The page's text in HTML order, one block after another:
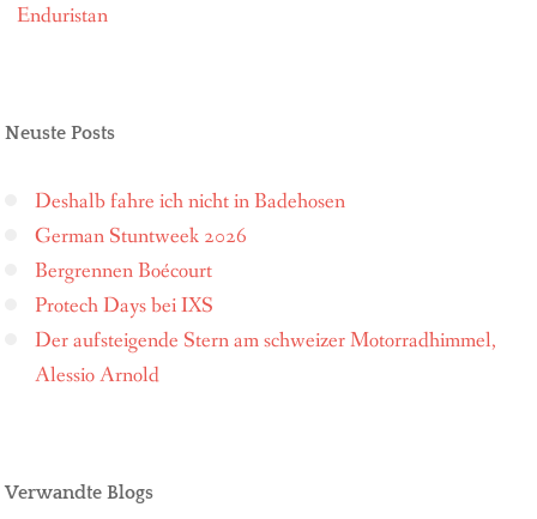
Enduristan
Neuste Posts
Deshalb fahre ich nicht in Badehosen
German Stuntweek 2026
Bergrennen Boécourt
Protech Days bei IXS
Der aufsteigende Stern am schweizer Motorradhimmel,
Alessio Arnold
Verwandte Blogs